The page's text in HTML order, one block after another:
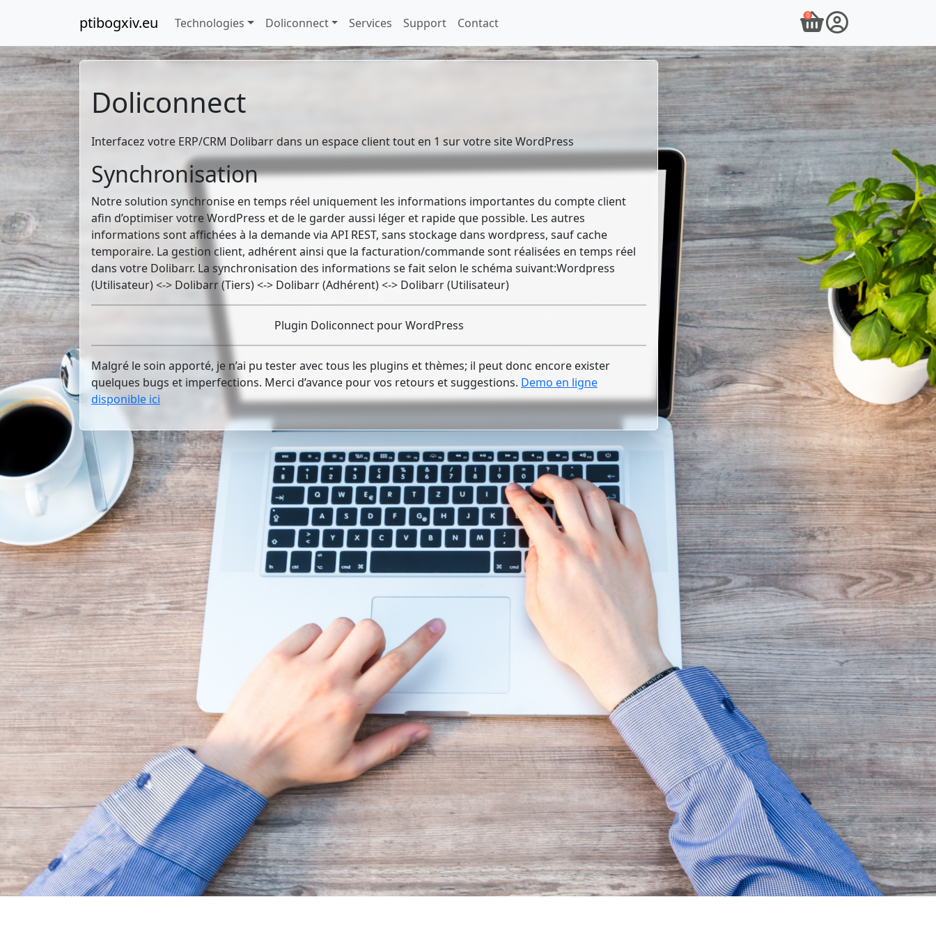
ptibogxiv.eu Technologies Doliconnect Services Support Contact
0
Doliconnect
Interfacez votre ERP/CRM Dolibarr dans un espace client tout en 1 sur votre site WordPress
Synchronisation
Notre solution synchronise en temps réel uniquement les informations importantes du compte client
afin d’optimiser votre WordPress et de le garder aussi léger et rapide que possible. Les autres
informations sont affichées à la demande via API REST, sans stockage dans wordpress, sauf cache
temporaire. La gestion client, adhérent ainsi que la facturation/commande sont réalisées en temps réel
dans votre Dolibarr. La synchronisation des informations se fait selon le schéma suivant:Wordpress
(Utilisateur) <-> Dolibarr (Tiers) <-> Dolibarr (Adhérent) <-> Dolibarr (Utilisateur)
Plugin Doliconnect pour WordPress
Malgré le soin apporté, je n’ai pu tester avec tous les plugins et thèmes; il peut donc encore exister
quelques bugs et imperfections. Merci d’avance pour vos retours et suggestions. Demo en ligne
disponible ici